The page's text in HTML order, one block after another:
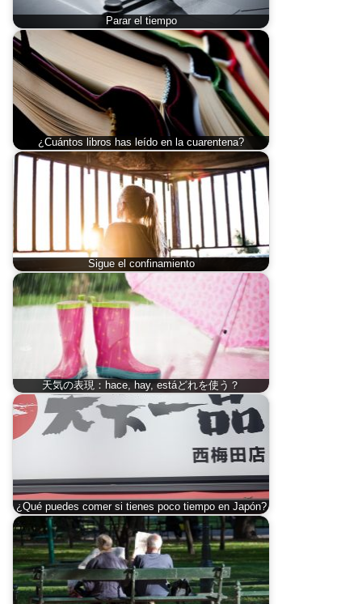
Parar el tiempo
¿Cuántos libros has leído en la cuarentena?
Sigue el confinamiento
天気の表現：hace, hay, estáどれを使う？
¿Qué puedes comer si tienes poco tiempo en Japón?